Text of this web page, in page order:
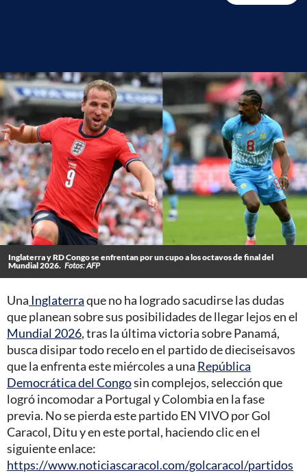
Inglaterra y RD Congo se enfrentan por un cupo a los octavos de final del
Mundial 2026. Fotos: AFP
Una Inglaterraque no ha logrado sacudirse las dudas
que planean sobre sus posibilidades de llegar lejos en el
Mundial 2026, tras la última victoria sobre Panamá,
busca disipar todo recelo en el partido de dieciseisavos
que la enfrenta este miércoles a una República
Democrática del Congosin complejos, selección que
logró incomodar a Portugal y Colombia en la fase
previa. No se pierda este partido EN VIVO por Gol
Caracol, Ditu y en este portal, haciendo clic en el
siguiente enlace:
https://www.noticiascaracol.com/golcaracol/partidos